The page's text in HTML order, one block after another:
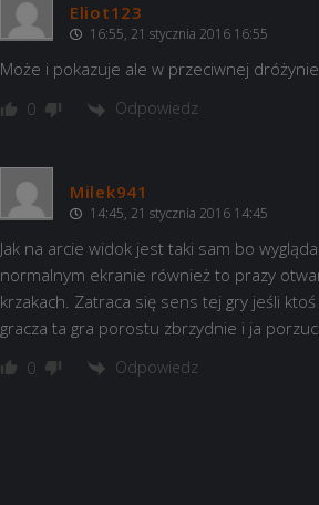
Eliot123
16:55, 21 stycznia 2016 16:55
Może i pokazuje ale w przeciwnej
0 Odpowiedz
Milek941
14:45, 21 stycznia 2016 14:45
Jak na arcie widok jest taki sam bo
normalnym ekranie również to prazy
krzakach. Zatraca się sens tej gry jeśli
gracza ta gra porostu zbrzydnie i ja
0 Odpowiedz